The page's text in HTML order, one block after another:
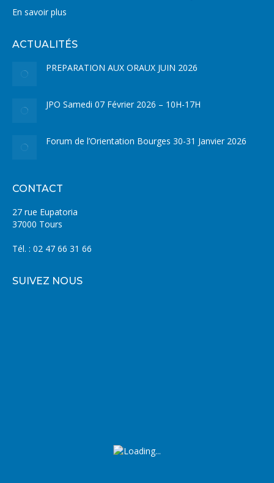
En savoir plus
ACTUALITÉS
PREPARATION AUX ORAUX JUIN 2026
JPO Samedi 07 Février 2026 – 10H-17H
Forum de l’Orientation Bourges 30-31 Janvier 2026
CONTACT
27 rue Eupatoria
37000 Tours
Tél. : 02 47 66 31 66
SUIVEZ NOUS